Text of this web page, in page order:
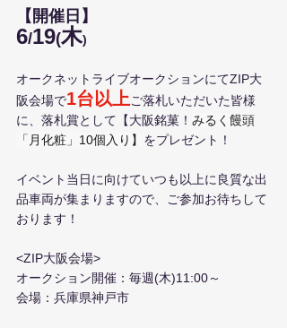
【開催日】
6/19(木)
オークネットライブオークションにてZIP大
阪会場で1台以上ご落札いただいた皆様
に、落札賞として【大阪銘菓！ みるく饅頭
「月化粧」10個入り】 をプレゼント！
イベント当日に向けていつも以上に良質な出
品車両が集まりますので、ご参加お待ちして
おります！
<ZIP大阪会場>
オークション開催：毎週(木)11:00～
会場：兵庫県神戸市